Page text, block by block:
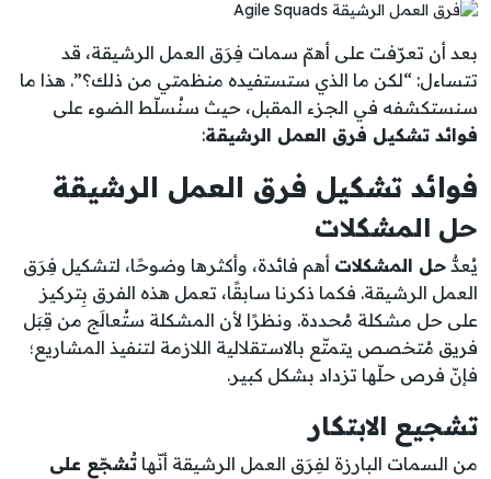
بعد أن تعرّفت على أهمّ سمات فِرَق العمل الرشيقة، قد
تتساءل: “لكن ما الذي ستستفيده منظمتي من ذلك؟”. هذا ما
سنستكشفه في الجزء المقبل، حيث سنُسلّط الضوء على
فوائد تشكيل فرق العمل الرشيقة:
فوائد تشكيل فرق العمل الرشيقة
حل المشكلات
يُعدُّ حل المشكلات أهم فائدة، وأكثرها وضوحًا، لتشكيل فِرَق
العمل الرشيقة. فكما ذكرنا سابقًا، تعمل هذه الفرق بِتركيز
على حل مشكلة مُحددة. ونظرًا لأن المشكلة ستُعالَج من قِبَل
فريق مُتخصص يتمتّع بالاستقلالية اللازمة لتنفيذ المشاريع؛
فإنّ فرص حلّها تزداد بشكل كبير.
تشجيع الابتكار
من السمات البارزة لفِرَق العمل الرشيقة أنّها تُشجّع على